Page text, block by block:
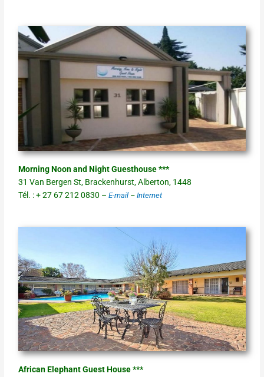
Morning Noon and Night Guesthouse ***
31 Van Bergen St, Brackenhurst, Alberton, 1448
Tél. : + 27 67 212 0830 –E-mail –Internet
African Elephant Guest House ***